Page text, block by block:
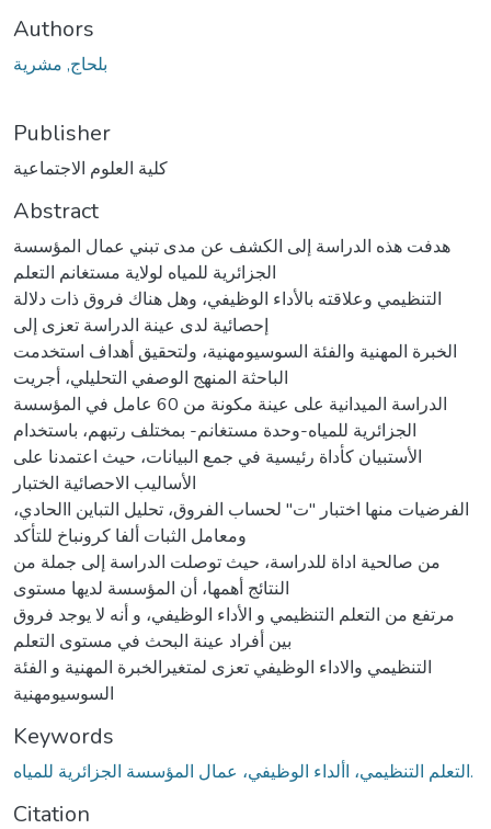
Authors
بلحاج, مشرية
Publisher
كلية العلوم الاجتماعية
Abstract
هدفت هذه الدراسة إلى الكشف عن مدى تبني عمال المؤسسة
الجزائرية للمياه لولاية مستغانم التعلم
التنظيمي وعلاقته بالأداء الوظيفي، وهل هناك فروق ذات دلالة
إحصائية لدى عينة الدراسة تعزى إلى
الخبرة المهنية والفئة السوسيومهنية، ولتحقيق أهداف استخدمت
الباحثة المنهج الوصفي التحليلي، أجريت
الدراسة الميدانية على عينة مكونة من 60 عامل في المؤسسة
الجزائرية للمياه-وحدة مستغانم- بمختلف رتبهم، باستخدام
الأستبيان كأداة رئيسية في جمع البيانات، حيث اعتمدنا على
الأساليب الاحصائية الختبار
الفرضيات منها اختبار "ت" لحساب الفروق، تحليل التباين االحادي،
ومعامل الثبات ألفا كرونباخ للتأكد
من صالحية اداة للدراسة، حيث توصلت الدراسة إلى جملة من
النتائج أهمها، أن المؤسسة لديها مستوى
مرتفع من التعلم التنظيمي و الأداء الوظيفي، و أنه لا يوجد فروق
بين أفراد عينة البحث في مستوى التعلم
التنظيمي والاداء الوظيفي تعزى لمتغيرالخبرة المهنية و الفئة
السوسيومهنية
Keywords
التعلم التنظيمي، األداء الوظيفي، عمال المؤسسة الجزائرية للمياه.
Citation